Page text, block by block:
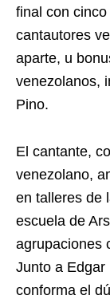
final con
cantautores
aparte, u
venezolanos,
Pino.
El cantante,
venezolano,
en talleres de
escuela de
agrupaciones
Junto a Edgar
conforma el